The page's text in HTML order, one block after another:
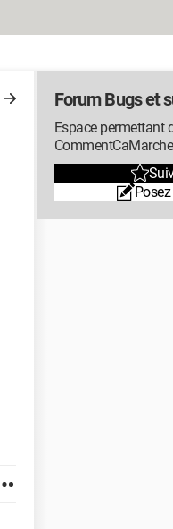
Forum Bugs et
Espace permettant